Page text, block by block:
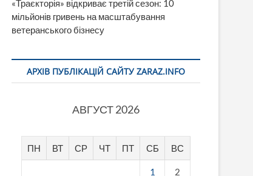
«Траєкторія» відкриває третій сезон: 10
мільйонів гривень на масштабування
ветеранського бізнесу
АРХІВ ПУБЛІКАЦІЙ САЙТУ ZARAZ.INFO
АВГУСТ 2026
ПН ВТ СР ЧТ ПТ СБ ВС
1 2